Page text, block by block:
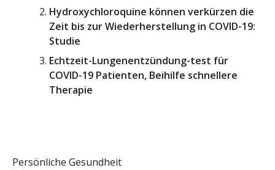
Hydroxychloroquine können verkürzen die
Zeit bis zur Wiederherstellung in COVID-19:
Studie
Echtzeit-Lungenentzündung-test für
COVID-19 Patienten, Beihilfe schnellere
Therapie
Persönliche Gesundheit